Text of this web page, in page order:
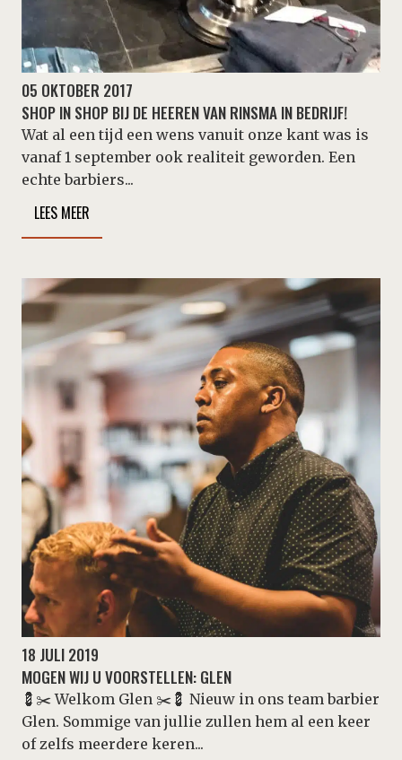
05 OKTOBER 2017
SHOP IN SHOP BIJ DE HEEREN VAN RINSMA IN BEDRIJF!
Wat al een tijd een wens vanuit onze kant was is
vanaf 1 september ook realiteit geworden. Een
echte barbiers...
LEES MEER
18 JULI 2019
MOGEN WIJ U VOORSTELLEN: GLEN
💈✂️ Welkom Glen ✂️💈 Nieuw in ons team barbier
Glen. Sommige van jullie zullen hem al een keer
of zelfs meerdere keren...